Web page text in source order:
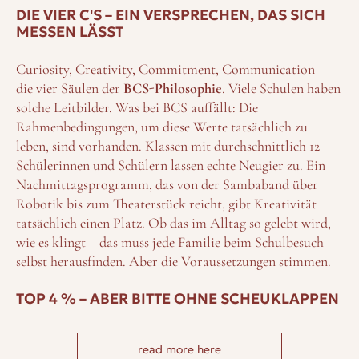
DIE VIER C'S – EIN VERSPRECHEN, DAS SICH
MESSEN LÄSST
Curiosity, Creativity, Commitment, Communication –
die vier Säulen der BCS-Philosophie. Viele Schulen haben
solche Leitbilder. Was bei BCS auffällt: Die
Rahmenbedingungen, um diese Werte tatsächlich zu
leben, sind vorhanden. Klassen mit durchschnittlich 12
Schülerinnen und Schülern lassen echte Neugier zu. Ein
Nachmittagsprogramm, das von der Sambaband über
Robotik bis zum Theaterstück reicht, gibt Kreativität
tatsächlich einen Platz. Ob das im Alltag so gelebt wird,
wie es klingt – das muss jede Familie beim Schulbesuch
selbst herausfinden. Aber die Voraussetzungen stimmen.
TOP 4 % – ABER BITTE OHNE SCHEUKLAPPEN
gehört zu den Top 4 % derSportschulenim gesamten
Vereinigten Königreich. Fußball, Rugby, Schwimmen,
read more here